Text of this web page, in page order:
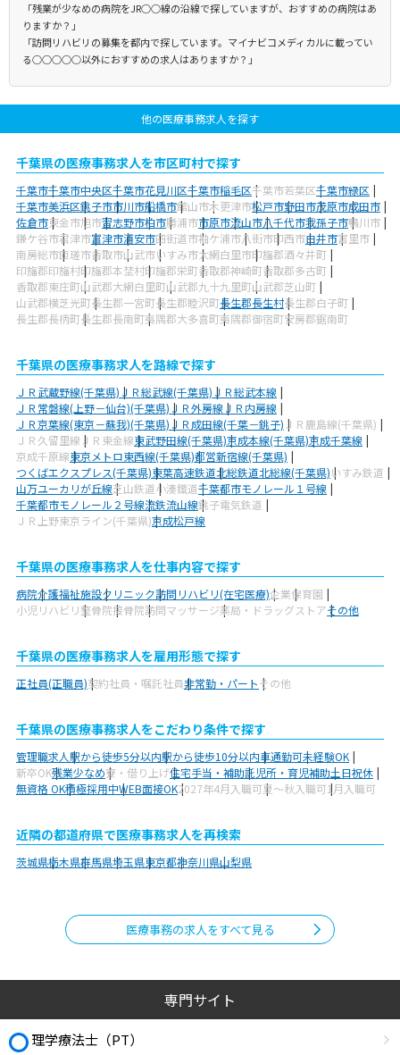
「残業が少なめの病院をJR○○線の沿線で探していますが、おすすめの病院はあ
りますか？」
「訪問リハビリの募集を都内で探しています。マイナビコメディカルに載ってい
る○○○○○以外におすすめの求人はありますか？」
他の医療事務求人を探す
千葉県の医療事務求人を市区町村で探す
千葉市千葉市中央区千葉市花見川区千葉市稲毛区千葉市若葉区千葉市緑区
千葉市美浜区銚子市市川市船橋市館山市木更津市松戸市野田市茂原市成田市
佐倉市東金市旭市習志野市柏市勝浦市市原市流山市八千代市我孫子市鴨川市
鎌ケ谷市君津市富津市浦安市四街道市袖ケ浦市八街市印西市白井市富里市
南房総市匝瑳市香取市山武市いすみ市大網白里市印旛郡酒々井町
印旛郡印旛村印旛郡本埜村印旛郡栄町香取郡神崎町香取郡多古町
香取郡東庄町山武郡大網白里町山武郡九十九里町山武郡芝山町
山武郡横芝光町長生郡一宮町長生郡睦沢町長生郡長生村長生郡白子町
長生郡長柄町長生郡長南町夷隅郡大多喜町夷隅郡御宿町安房郡鋸南町
千葉県の医療事務求人を路線で探す
ＪＲ武蔵野線(千葉県)ＪＲ総武線(千葉県)ＪＲ総武本線
ＪＲ常磐線(上野－仙台)(千葉県)ＪＲ外房線ＪＲ内房線
ＪＲ京葉線(東京－蘇我)(千葉県)ＪＲ成田線(千葉－銚子) ＪＲ鹿島線(千葉県)
ＪＲ久留里線 ＪＲ東金線東武野田線(千葉県)京成本線(千葉県)京成千葉線
京成千原線東京メトロ東西線(千葉県)都営新宿線(千葉県)
つくばエクスプレス(千葉県)東葉高速鉄道北総鉄道北総線(千葉県)いすみ鉄道
山万ユーカリが丘線芝山鉄道小湊鐵道千葉都市モノレール１号線
千葉都市モノレール２号線流鉄流山線銚子電気鉄道
ＪＲ上野東京ライン(千葉県)京成松戸線
千葉県の医療事務求人を仕事内容で探す
病院介護福祉施設クリニック訪問リハビリ(在宅医療)企業保育園
小児リハビリ整骨院接骨院訪問マッサージ薬局・ドラッグストアその他
千葉県の医療事務求人を雇用形態で探す
正社員(正職員)契約社員・嘱託社員非常勤・パートその他
千葉県の医療事務求人をこだわり条件で探す
管理職求人駅から徒歩5分以内駅から徒歩10分以内車通勤可未経験OK
新卒OK残業少なめ寮・借り上げ住宅手当・補助託児所・育児補助土日祝休
無資格 OK積極採用中WEB面接OK2027年4月入職可夏～秋入職可1月入職可
近隣の都道府県で医療事務求人を再検索
茨城県栃木県群馬県埼玉県東京都神奈川県山梨県
医療事務の求人をすべて見る
専門サイト
理学療法士（PT）